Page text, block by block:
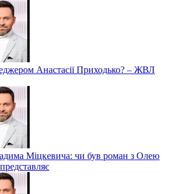
Анастасії Приходько? – ЖВЛ
Міцкевича: чи був роман з Олею